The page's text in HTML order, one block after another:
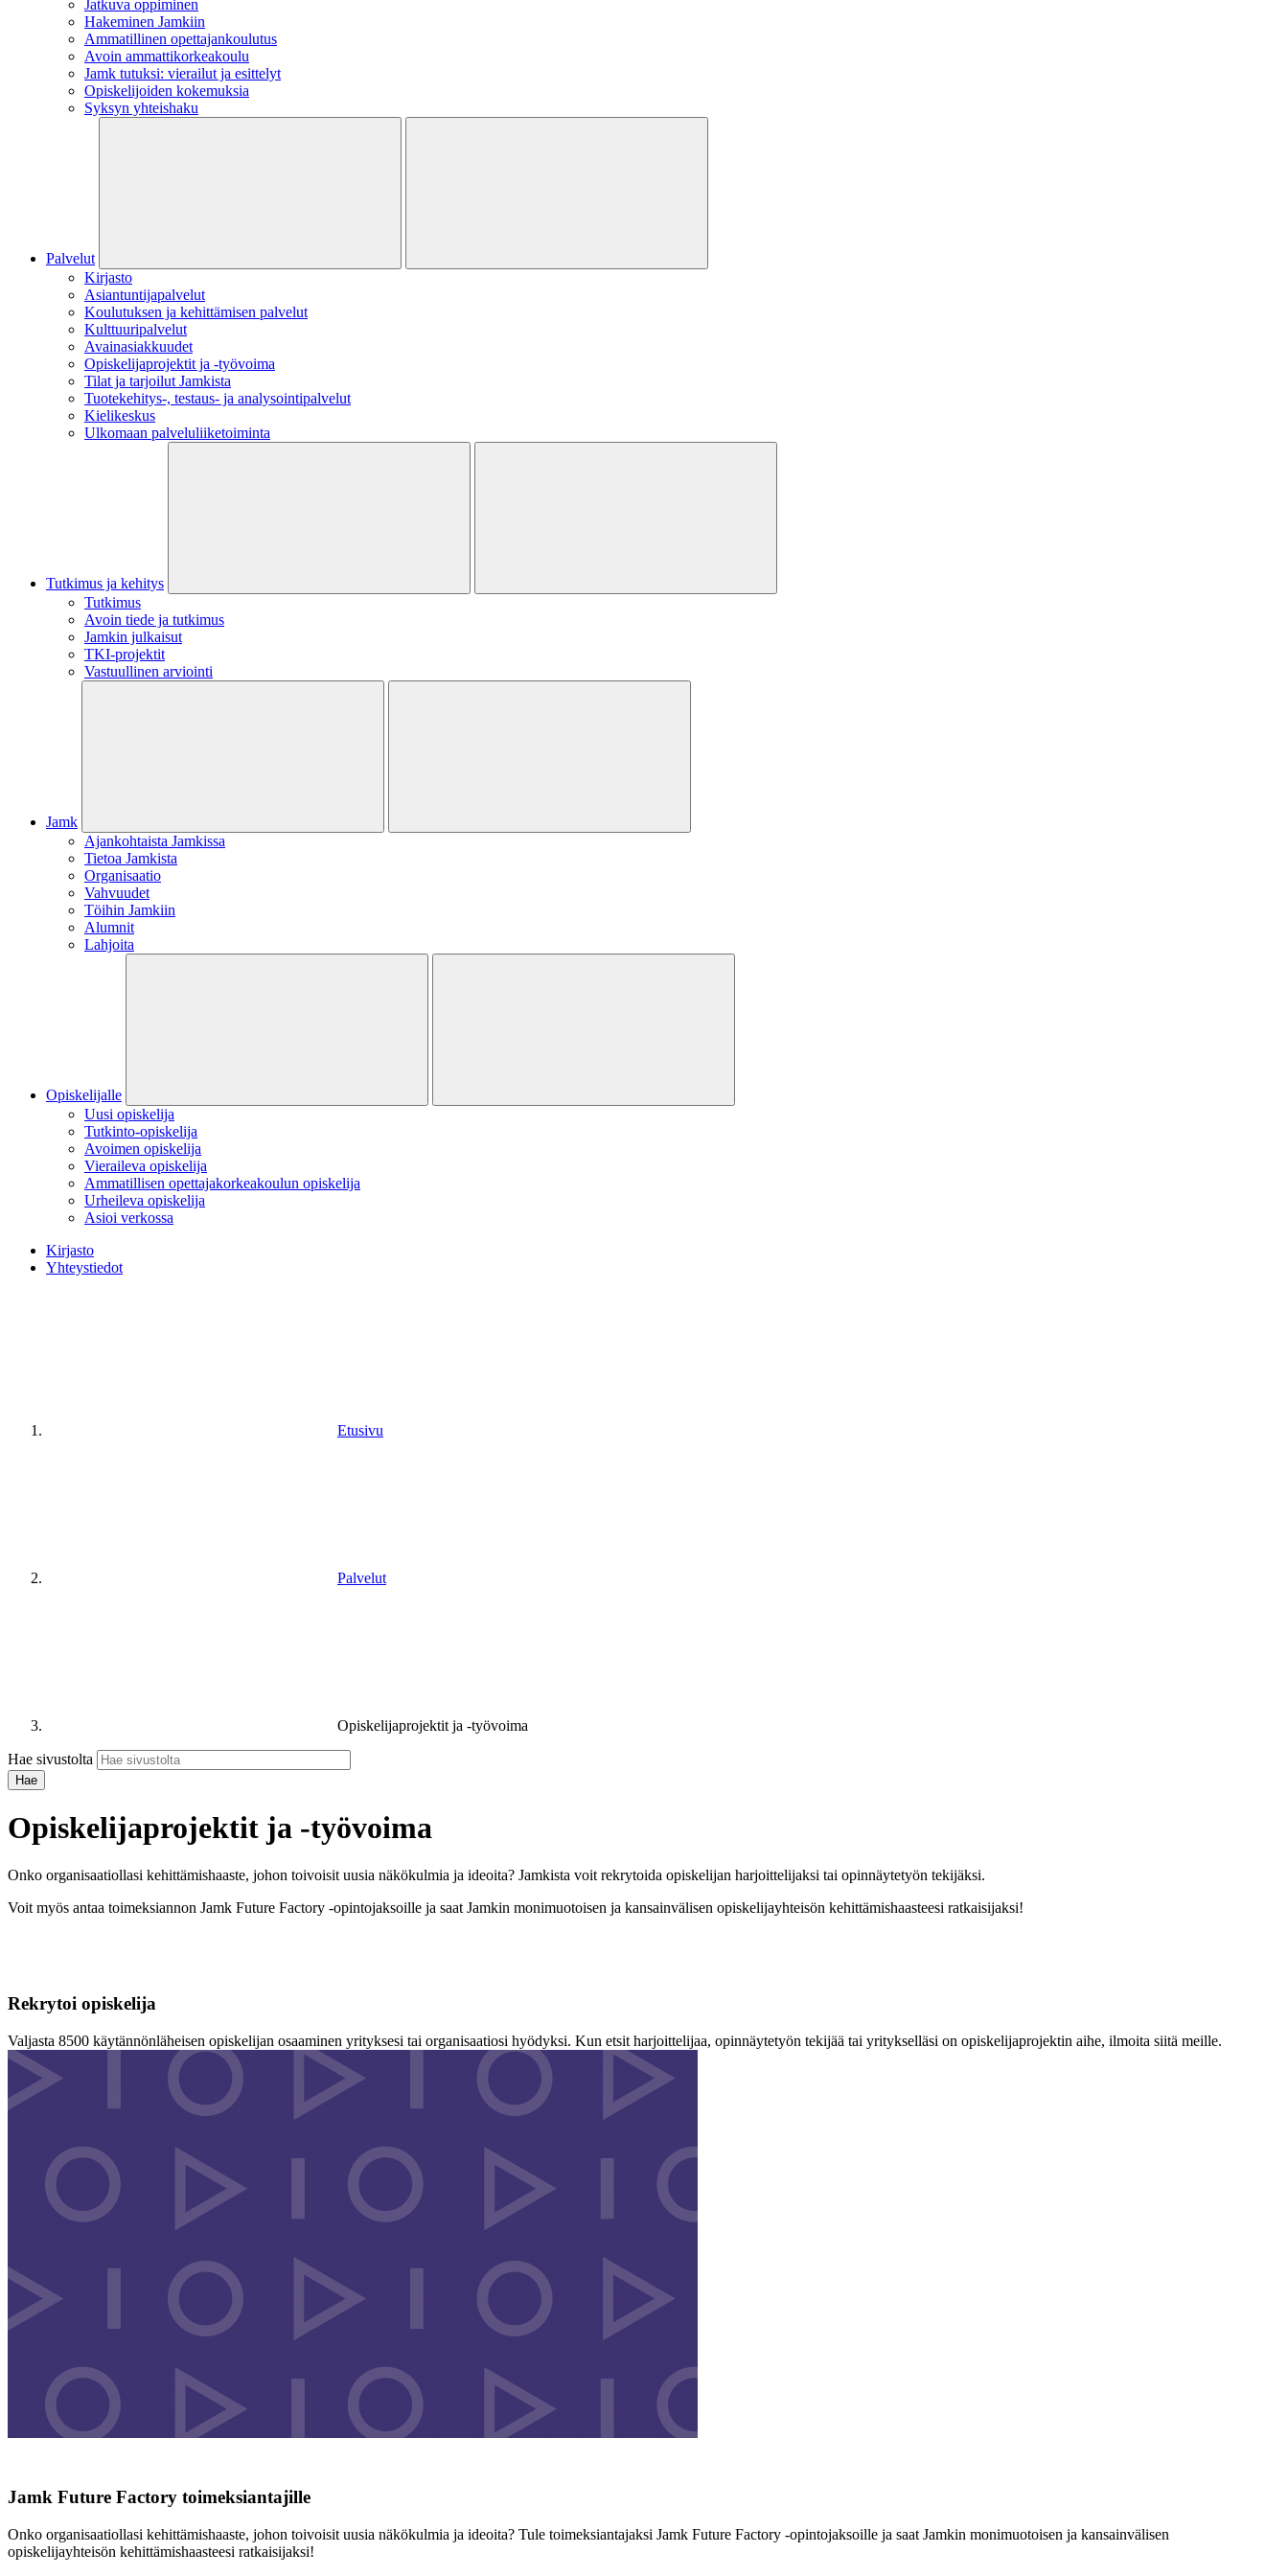
Jatkuva oppiminen
Hakeminen Jamkiin
Ammatillinen opettajankoulutus
Avoin ammattikorkeakoulu
Jamk tutuksi: vierailut ja esittelyt
Opiskelijoiden kokemuksia
Syksyn yhteishaku
Palvelut
Kirjasto
Asiantuntijapalvelut
Koulutuksen ja kehittämisen palvelut
Kulttuuripalvelut
Avainasiakkuudet
Opiskelijaprojektit​ ja -työvoima
Tilat ja tarjoilut Jamkista
Tuotekehitys-, testaus- ja analysointipalvelut
Kielikeskus
Ulkomaan palveluliiketoiminta
Tutkimus ja kehitys
Tutkimus
Avoin tiede ja tutkimus
Jamkin julkaisut
TKI-projektit
Vastuullinen arviointi
Jamk
Ajankohtaista Jamkissa
Tietoa Jamkista
Organisaatio
Vahvuudet
Töihin Jamkiin
Alumnit
Lahjoita
Opiskelijalle
Uusi opiskelija
Tutkinto-opiskelija
Avoimen opiskelija
Vieraileva opiskelija
Ammatillisen opettajakorkeakoulun opiskelija
Urheileva opiskelija
Asioi verkossa
Kirjasto
Yhteystiedot
Etusivu
Palvelut
Opiskelijaprojektit​ ja -työvoima
Hae sivustolta
Opiskelijaprojektit​ ja -työvoima
Onko organisaatiollasi kehittämishaaste, johon toivoisit uusia näkökulmia ja ideoita? Jamkista voit rekrytoida opiskelijan harjoittelijaksi tai opinnäytetyön tekijäksi.
Voit myös antaa toimeksiannon Jamk Future Factory -opintojaksoille ja saat Jamkin monimuotoisen ja kansainvälisen opiskelijayhteisön kehittämishaasteesi ratkaisijaksi!
Rekrytoi opiskelija
Valjasta 8500 käytännönläheisen opiskelijan osaaminen yrityksesi tai organisaatiosi hyödyksi. Kun etsit harjoittelijaa, opinnäytetyön tekijää tai yritykselläsi on opiskelijaprojektin aihe, ilmoita siitä meille.
Jamk Future Factory toimeksiantajille
Onko organisaatiollasi kehittämishaaste, johon toivoisit uusia näkökulmia ja ideoita? Tule toimeksiantajaksi Jamk Future Factory -opintojaksoille ja saat Jamkin monimuotoisen ja kansainvälisen
opiskelijayhteisön kehittämishaasteesi ratkaisijaksi!